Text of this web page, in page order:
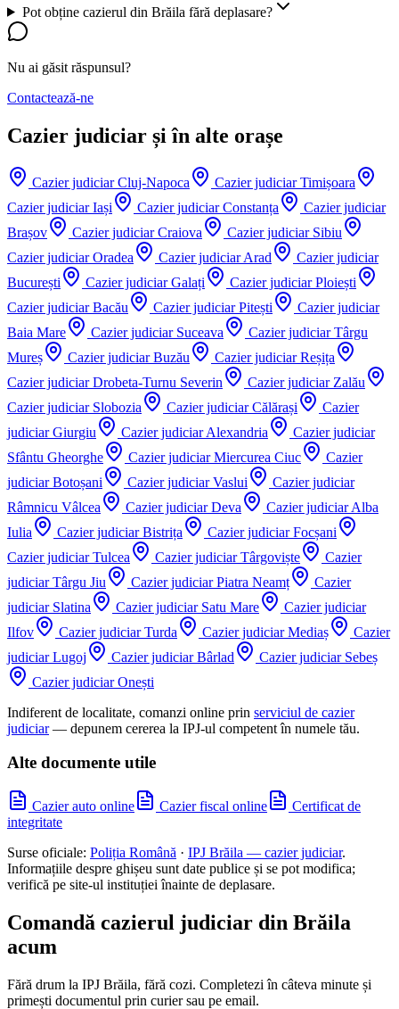
Pot obține cazierul din Brăila fără deplasare?
Nu ai găsit răspunsul?
Contactează-ne
Cazier judiciar și în alte orașe
Cazier judiciarCluj-Napoca Cazier judiciarTimișoara
Cazier judiciarIași Cazier judiciarConstanța
Cazier judiciar
Brașov
Cazier judiciarCraiova Cazier judiciar Sibiu
Cazier judiciarOradea Cazier judiciarArad
Cazier judiciar
București
Cazier judiciarGalați Cazier judiciarPloiești
Cazier judiciarBacău Cazier judiciarPitești
Cazier judiciar
Baia Mare
Cazier judiciar Suceava Cazier judiciarTârgu
Mureș
Cazier judiciarBuzău Cazier judiciarReșița
Cazier judiciarDrobeta-Turnu Severin Cazier judiciar Zalău
Cazier judiciar Slobozia Cazier judiciarCălărași
Cazier
judiciarGiurgiu Cazier judiciarAlexandria
Cazier judiciar
Sfântu Gheorghe
Cazier judiciarMiercurea Ciuc
Cazier
judiciarBotoșani Cazier judiciarVaslui
Cazier judiciar
Râmnicu Vâlcea
Cazier judiciarDeva Cazier judiciarAlba
Iulia
Cazier judiciarBistrița Cazier judiciarFocșani
Cazier judiciarTulcea Cazier judiciarTârgoviște
Cazier
judiciarTârgu Jiu Cazier judiciarPiatra Neamț
Cazier
judiciar Slatina Cazier judiciar Satu Mare
Cazier judiciar
Ilfov
Cazier judiciarTurda Cazier judiciarMediaș
Cazier
judiciarLugoj Cazier judiciarBârlad Cazier judiciar Sebeș
Cazier judiciarOnești
Indiferent de localitate, comanzi online prin serviciul de cazier
judiciar — depunem cererea la IPJ-ul competent în numele tău.
Alte documente utile
Cazier auto online Cazier fiscal online
Certificat de
integritate
Surse oficiale: Poliția Română · IPJ Brăila — cazier judiciar.
Informațiile despre ghișeu sunt date publice și se pot modifica;
verifică pe site-ul instituției înainte de deplasare.
Comandă cazierul judiciar din Brăila
acum
Fără drum la IPJ Brăila, fără cozi. Completezi în câteva minute și
primești documentul prin curier sau pe email.